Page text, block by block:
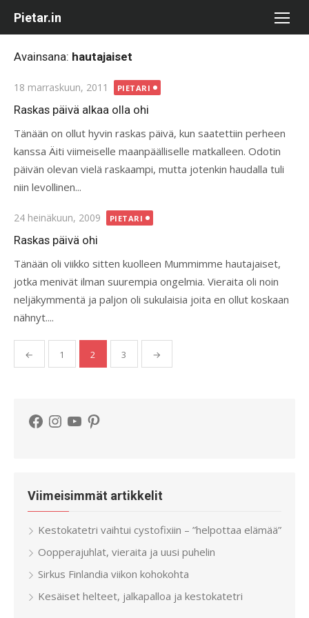
Pietar.in
Avainsana: hautajaiset
Posted
on
18 marraskuun, 2011 PIETARI
Raskas päivä alkaa olla ohi
Tänään on ollut hyvin raskas päivä, kun saatettiin perheen
kanssa Äiti viimeiselle maanpäälliselle matkalleen. Odotin
päivän olevan vielä raskaampi, mutta jotenkin haudalla tuli
niin levollinen...
Posted
on
24 heinäkuun, 2009 PIETARI
Raskas päivä ohi
Tänään oli viikko sitten kuolleen Mummimme hautajaiset,
jotka menivät ilman suurempia ongelmia. Vieraita oli noin
neljäkymmentä ja paljon oli sukulaisia joita en ollut koskaan
nähnyt....
Artikkelien
sivutus
← 1 2 3 →
Facebook
Instagram
YouTubePinterest
Viimeisimmät artikkelit
Kestokatetri vaihtui cystofixiin – ”helpottaa elämää”
Oopperajuhlat, vieraita ja uusi puhelin
Sirkus Finlandia viikon kohokohta
Kesäiset helteet, jalkapalloa ja kestokatetri